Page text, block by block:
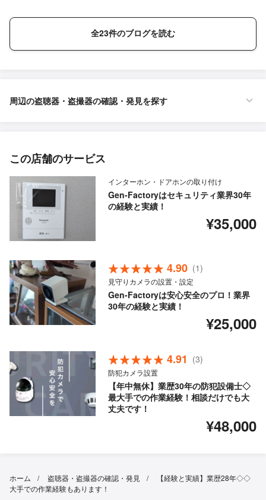
全23件のブログを読む
周辺の盗聴器・盗撮器の確認・発見を探す
この店舗のサービス
インターホン・ドアホンの取り付け
Gen-Factoryはセキュリティ業界30年
の経験と実績！
¥35,000
4.90 (1)
見守りカメラの設置・設定
Gen-Factoryは安心安全のプロ！業界
30年の経験と実績！
¥25,000
4.91 (3)
防犯カメラ設置
【年中無休】業歴30年の防犯設備士◇
最大手での作業経験！相談だけでも大
丈夫です！
¥48,000
ホーム 盗聴器・盗撮器の確認・発見
【経験と実績】業歴28年◇◇
大手での作業経験もあります！